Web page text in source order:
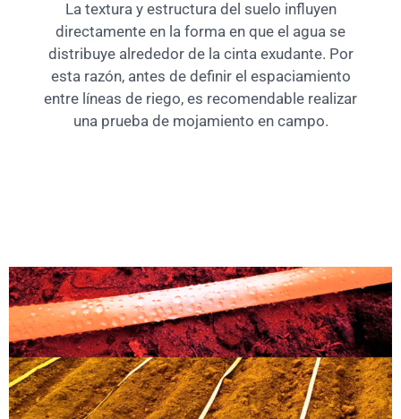
La textura y estructura del suelo influyen
directamente en la forma en que el agua se
distribuye alrededor de la cinta exudante. Por
esta razón, antes de definir el espaciamiento
entre líneas de riego, es recomendable realizar
una prueba de mojamiento en campo.